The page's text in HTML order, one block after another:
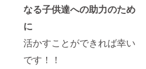
なる子供達への助力のため
に
活かすことができれば幸い
です！！